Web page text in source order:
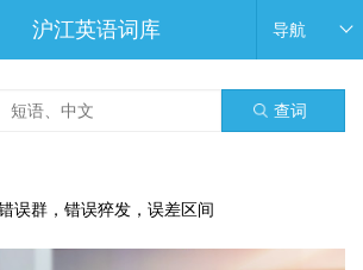
沪江英语词库 导航
查词
误群，错误猝发，误差区间